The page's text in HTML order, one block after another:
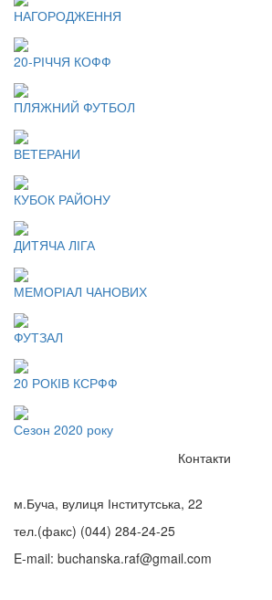
НАГОРОДЖЕННЯ
20-РІЧЧЯ КОФФ
ПЛЯЖНИЙ ФУТБОЛ
ВЕТЕРАНИ
КУБОК РАЙОНУ
ДИТЯЧА ЛІГА
МЕМОРІАЛ ЧАНОВИХ
ФУТЗАЛ
20 РОКІВ КСРФФ
Сезон 2020 року
Контакти
м.Буча, вулиця Інститутська, 22
тел.(факс) (044) 284-24-25
E-mail: buchanska.raf@gmail.com